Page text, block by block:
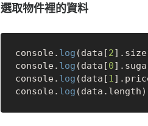
選取物件裡的資料
console. log (data[2
console. log (data[0
console. log (data[1
console. log